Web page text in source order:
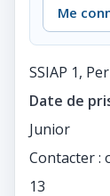
Me
SSIAP 1,
Date de
Junior
Contacter :
13